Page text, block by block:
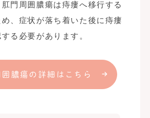
門周囲膿瘍は痔瘻へ移行する
、症状が落ち着いた後に痔瘻
る必要があります。
囲膿瘍の詳細はこちら